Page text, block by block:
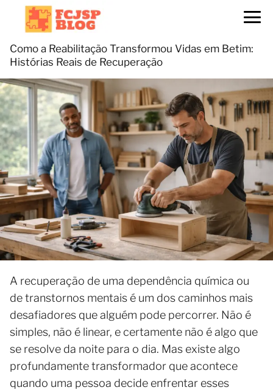
Como a Reabilitação Transformou Vidas em Betim:
Histórias Reais de Recuperação
A recuperação de uma dependência química ou
de transtornos mentais é um dos caminhos mais
desafiadores que alguém pode percorrer. Não é
simples, não é linear, e certamente não é algo que
se resolve da noite para o dia. Mas existe algo
profundamente transformador que acontece
quando uma pessoa decide enfrentar esses